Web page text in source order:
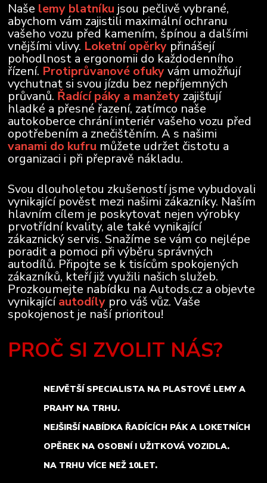
Naše lemy blatníku jsou pečlivě vybrané,
abychom vám zajistili maximální ochranu
vašeho vozu před kamením, špínou a dalšími
vnějšími vlivy. Loketní opěrky přinášejí
pohodlnost a ergonomii do každodenního
řízení. Protiprůvanové ofukyvám umožňují
vychutnat si svou jízdu bez nepříjemných
průvanů. Řadící páky a manžety zajišťují
hladké a přesné řazení, zatímco naše
autokoberce chrání interiér vašeho vozu před
opotřebením a znečištěním. A s našimi
vanami do kufru můžete udržet čistotu a
organizaci i při přepravě nákladu.
Svou dlouholetou zkušeností jsme vybudovali
vynikající pověst mezi našimi zákazníky. Naším
hlavním cílem je poskytovat nejen výrobky
prvotřídní kvality, ale také vynikající
zákaznický servis. Snažíme se vám co nejlépe
poradit a pomoci při výběru správných
autodílů. Připojte se k tisícům spokojených
zákazníků, kteří již využili našich služeb.
Prozkoumejte nabídku na Autods.cz a objevte
vynikajícíautodíly pro váš vůz. Vaše
spokojenost je naší prioritou!
PROČ SI ZVOLIT NÁS?
NEJVĚTŠÍ SPECIALISTA NA PLASTOVÉ LEMY A
PRAHY NA TRHU.
NEJŠIRŠÍ NABÍDKA ŘADÍCÍCH PÁK A LOKETNÍCH
OPĚREK NA OSOBNÍ I UŽITKOVÁ VOZIDLA.
NA TRHU VÍCE NEŽ 10LET.